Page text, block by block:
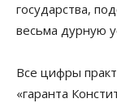
государства,
весьма дурную
Все цифры
«гаранта